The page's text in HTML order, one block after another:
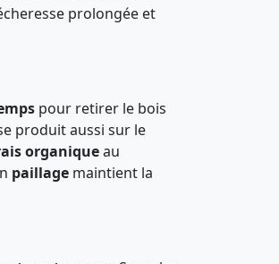
prolongée et
pour retirer le bois
produit aussi sur le
organiqueau
paillage maintient la